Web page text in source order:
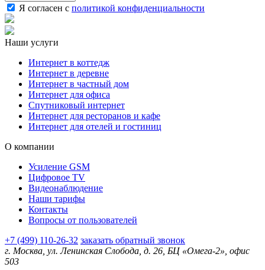
Я согласен с политикой конфиденциальности
Наши услуги
Интернет в коттедж
Интернет в деревне
Интернет в частный дом
Интернет для офиса
Спутниковый интернет
Интернет для ресторанов и кафе
Интернет для отелей и гостиниц
О компании
Усиление GSM
Цифровое TV
Видеонаблюдение
Наши тарифы
Контакты
Вопросы от пользователей
+7 (499) 110-26-32 заказать обратный звонок
г. Москва, ул. Ленинская Слобода, д. 26, БЦ «Омега-2», офис
503